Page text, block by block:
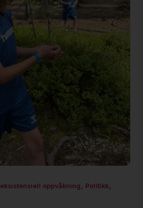
eksistensiell oppvåkning , Politikk,